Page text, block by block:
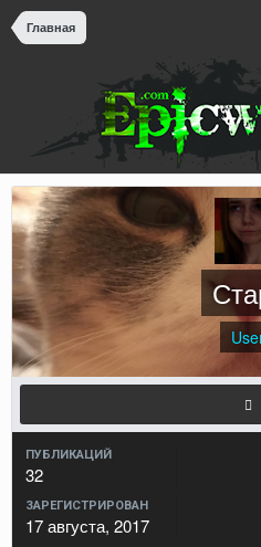
Главная
ПУБЛИКАЦИЙ
32
ЗАРЕГИСТРИРОВАН
17 августа, 2017